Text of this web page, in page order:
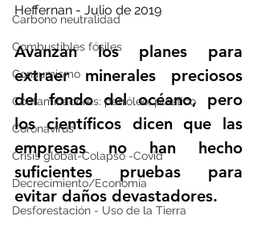
Carbono neutralidad
Combustibles fósiles
Consumismo
Contaminadores: petróleo, plástico
Coronavirus
Crisis global-Colapso -Covid
Decrecimiento/Economía
Desforestación - Uso de la Tierra
Heffernan - Julio de 2019
Avanzan los planes para
extraer minerales preciosos
del fondo del océano, pero
los científicos dicen que las
empresas no han hecho
suficientes pruebas para
evitar daños devastadores.